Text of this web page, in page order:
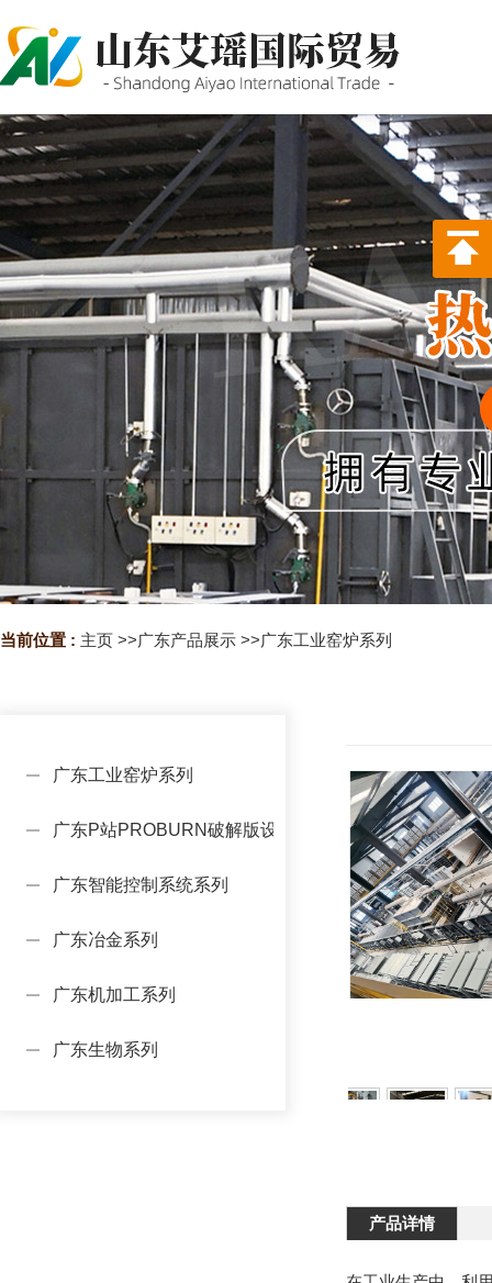
PROBURN手机网页版,P站最新
版下载,PORNHUB免登录版APP
下载
当前位置 : 主页 >>广东产品展示 >>广东工业窑炉系列
广东工业窑炉系列
广东P站PROBURN破解版设备系列
广东智能控制系统系列
广东冶金系列
广东机加工系列
广东生物系列
产品详情